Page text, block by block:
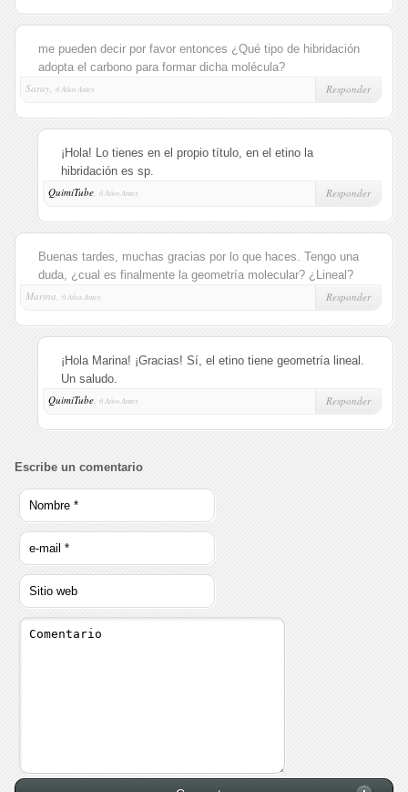
me pueden decir por favor entonces ¿Qué tipo de hibridación
adopta el carbono para formar dicha molécula?
Saray, 6 Años Antes Responder
¡Hola! Lo tienes en el propio título, en el etino la
hibridación es sp.
QuimiTube 6 Años Antes Responder
Buenas tardes, muchas gracias por lo que haces. Tengo una
duda, ¿cual es finalmente la geometría molecular? ¿Lineal?
Marina,
6 Años Antes Responder
¡Hola Marina! ¡Gracias! Sí, el etino tiene geometría lineal.
Un saludo.
QuimiTube 6 Años Antes Responder
Escribe un comentario